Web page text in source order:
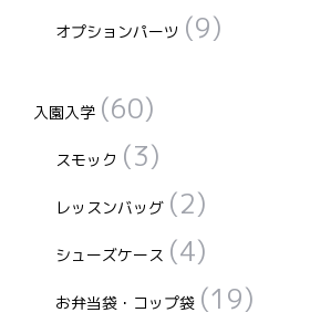
オプションパーツ (9)
入園入学 (60)
スモック (3)
レッスンバッグ (2)
シューズケース (4)
お弁当袋・コップ袋 (19)